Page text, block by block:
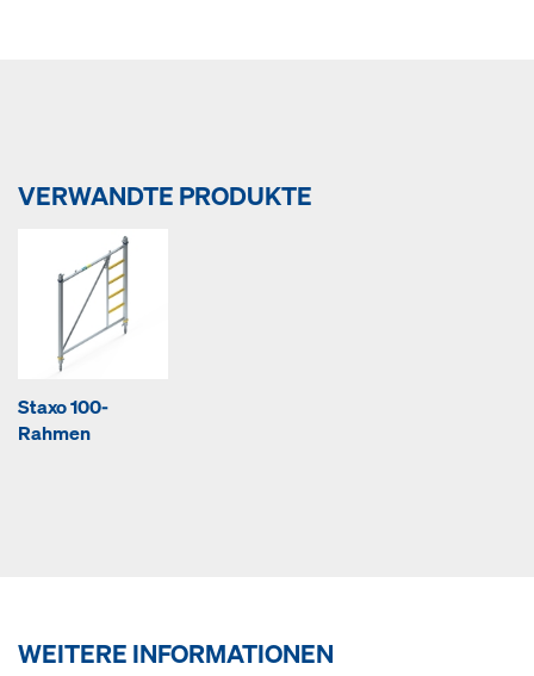
VERWANDTE PRODUKTE
Staxo 100-
Rahmen
WEITERE INFORMATIONEN